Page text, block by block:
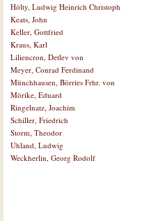
Hölty, Ludwig Heinrich Christoph
Keats, John
Keller, Gottfried
Kraus, Karl
Liliencron, Detlev von
Meyer, Conrad Ferdinand
Münchhausen, Börries Frhr. von
Mörike, Eduard
Ringelnatz, Joachim
Schiller, Friedrich
Storm, Theodor
Uhland, Ludwig
Weckherlin, Georg Rodolf